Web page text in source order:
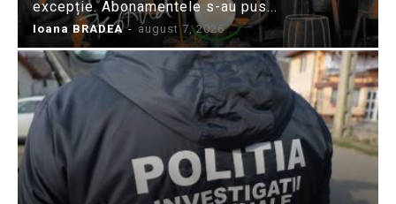
excepție. Abonamentele s-au pus...
Ioana BRADEA - august 7, 2026